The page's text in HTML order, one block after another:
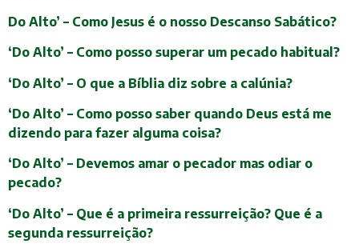
Do Alto’ – Como Jesus é o nosso Descanso Sabático?
‘Do Alto’ – Como posso superar um pecado habitual?
‘Do Alto’ – O que a Bíblia diz sobre a calúnia?
‘Do Alto’ – Como posso saber quando Deus está me
dizendo para fazer alguma coisa?
‘Do Alto’ – Devemos amar o pecador mas odiar o
pecado?
‘Do Alto’ – Que é a primeira ressurreição? Que é a
segunda ressurreição?